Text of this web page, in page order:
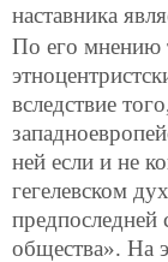
наставника
По его мнению
вследствие
ней если и не
гегелевском
предпоследней
общества». На